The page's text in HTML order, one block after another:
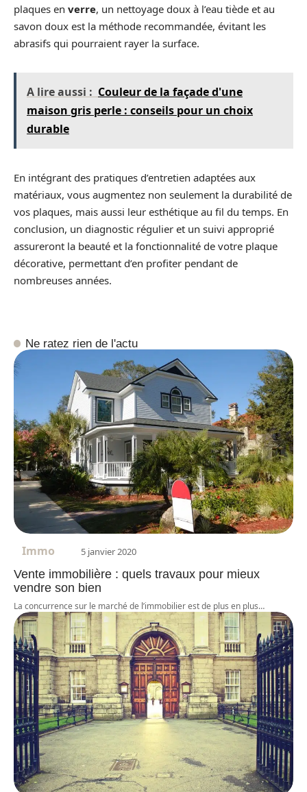
plaques en verre, un nettoyage doux à l’eau tiède et au
savon doux est la méthode recommandée, évitant les
abrasifs qui pourraient rayer la surface.
A lire aussi : Couleur de la façade d'une
maison gris perle : conseils pour un choix
durable
En intégrant des pratiques d’entretien adaptées aux
matériaux, vous augmentez non seulement la durabilité de
vos plaques, mais aussi leur esthétique au fil du temps. En
conclusion, un diagnostic régulier et un suivi approprié
assureront la beauté et la fonctionnalité de votre plaque
décorative, permettant d’en profiter pendant de
nombreuses années.
Ne ratez rien de l'actu
Immo 5 janvier 2020
Vente immobilière : quels travaux pour mieux
vendre son bien
La concurrence sur le marché de l’immobilier est de plus en plus…